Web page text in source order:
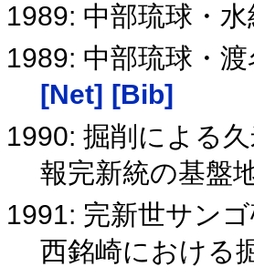
1989: 中部琉球・
1989: 中部琉球・
[Net] [Bib]
1990: 掘削による
報完新統の基盤
1991: 完新世サン
西銘崎における